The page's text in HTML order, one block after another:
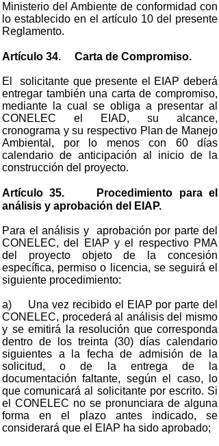
Ministerio del Ambiente de conformidad con
lo establecido en el artículo 10 del presente
Reglamento.
Artículo 34. Carta de Compromiso.
El solicitante que presente el EIAP deberá
entregar también una carta de compromiso,
mediante la cual se obliga a presentar al
CONELEC el EIAD, su alcance,
cronograma y su respectivo Plan de Manejo
Ambiental, por lo menos con 60 días
calendario de anticipación al inicio de la
construcción del proyecto.
Artículo 35.
Procedimiento para el
análisis y aprobación del EIAP.
Para el análisis y aprobación por parte del
CONELEC, del EIAP y el respectivo PMA
del proyecto objeto de la concesión
específica, permiso o licencia, se seguirá el
siguiente procedimiento:
a) Una vez recibido el EIAP por parte del
CONELEC, procederá al análisis del mismo
y se emitirá la resolución que corresponda
dentro de los treinta (30) días calendario
siguientes a la fecha de admisión de la
solicitud, o de la entrega de la
documentación faltante, según el caso, lo
que comunicará al solicitante por escrito. Si
el CONELEC no se pronunciara de alguna
forma en el plazo antes indicado, se
considerará que el EIAP ha sido aprobado;